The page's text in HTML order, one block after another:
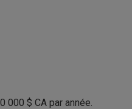
000 $ CA par année.